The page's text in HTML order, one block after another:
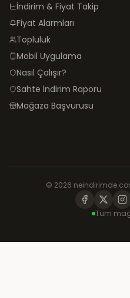
İndirim & Fiyat Takip
Fiyat Alarmları
Topluluk
Mobil Uygulama
Nasıl Çalışır?
Sahte İndirim Raporu
Mağaza Başvurusu
© 2026
Tüm